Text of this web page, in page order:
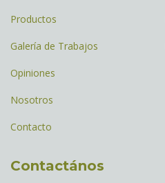
Productos
Galería de Trabajos
Opiniones
Nosotros
Contacto
Contactános